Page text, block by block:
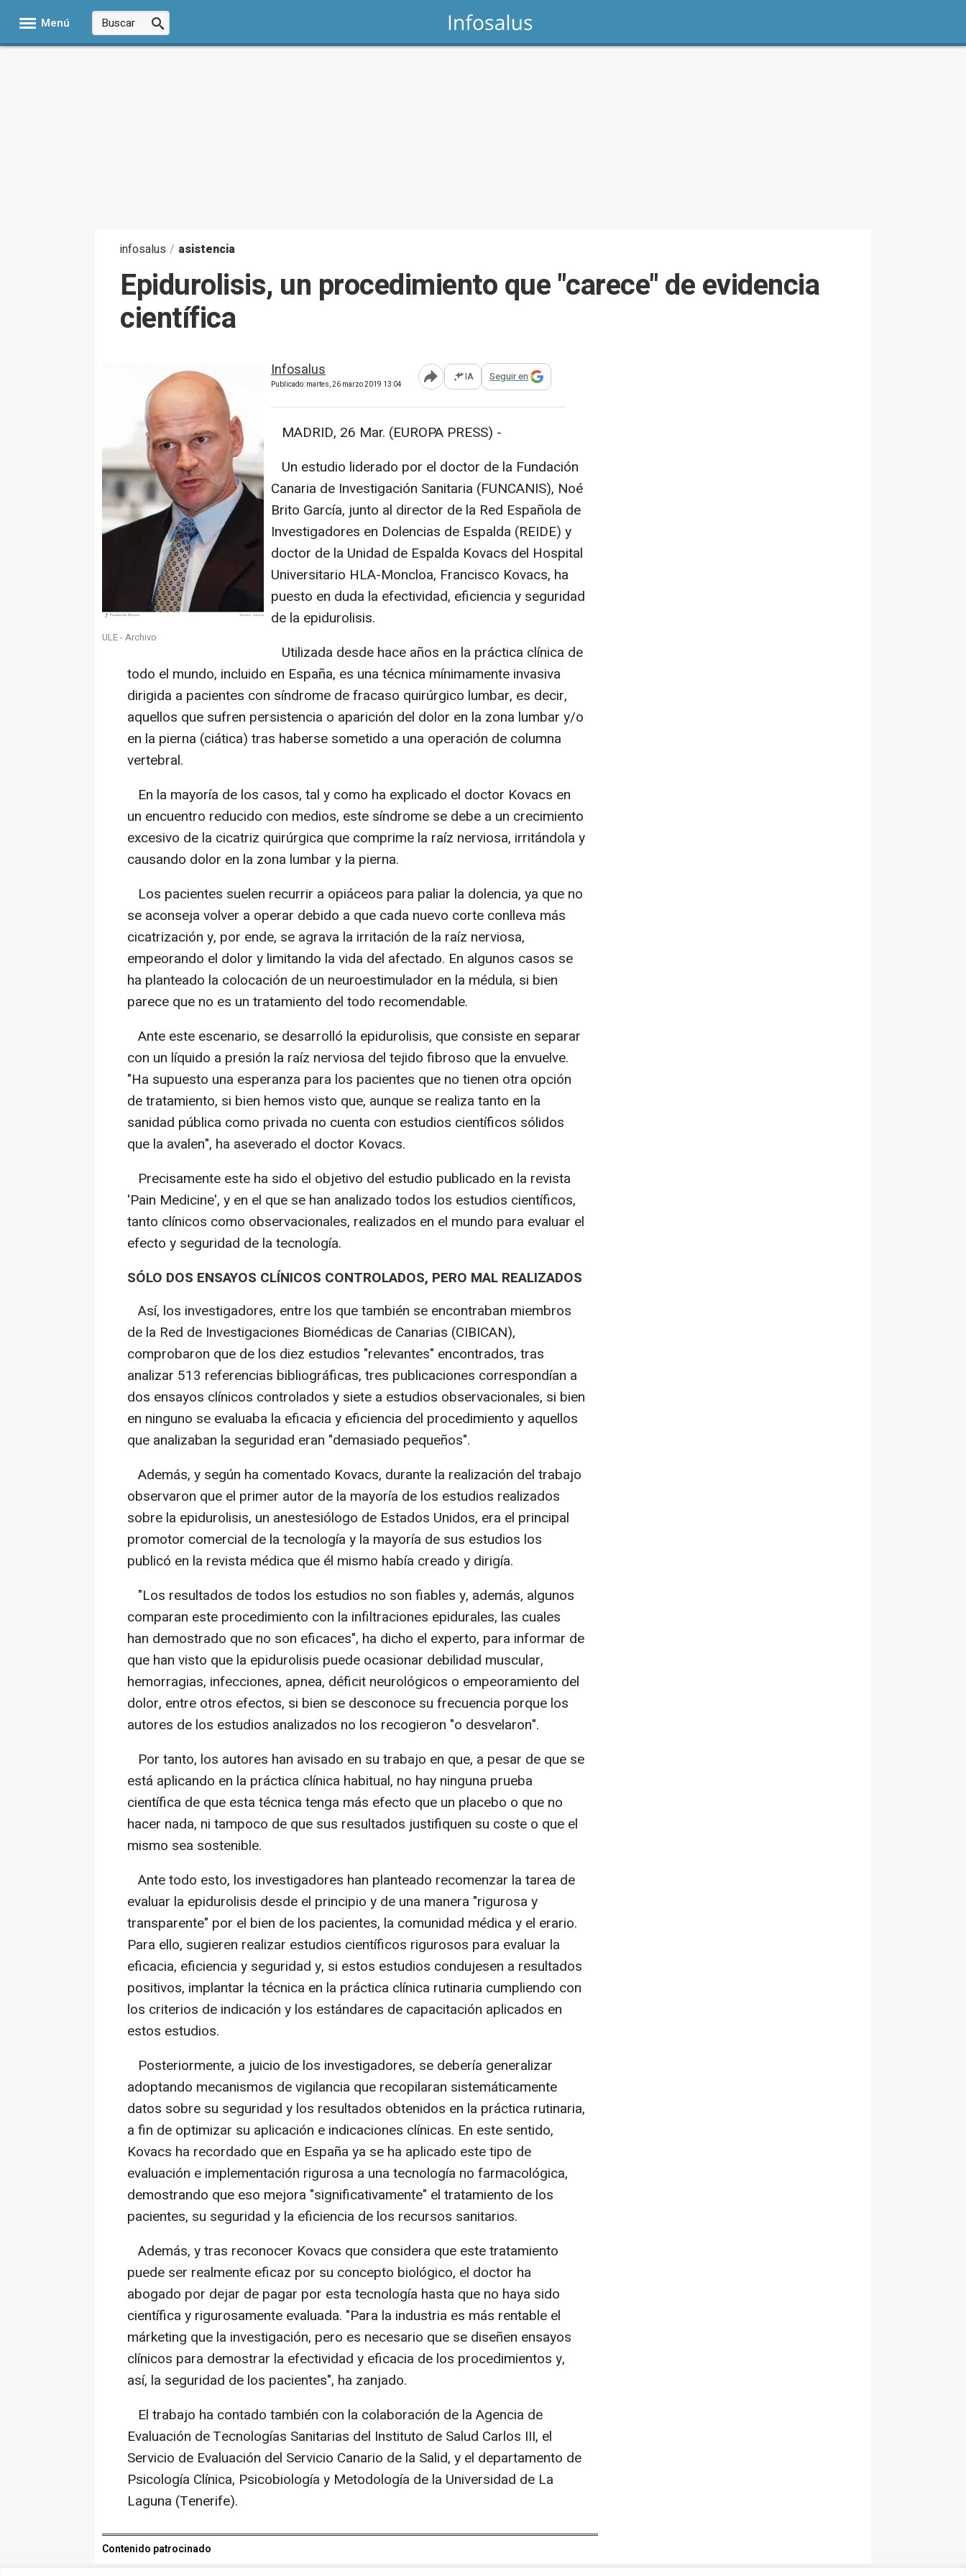
Menú
infosalus / asistencia
Epidurolisis, un procedimiento que "carece" de evidencia
científica
ULE - Archivo
Infosalus
Publicado: martes, 26 marzo 2019 13:04 Abrir opciones para compartir
IA Seguir en
MADRID, 26 Mar. (EUROPA PRESS) -
Un estudio liderado por el doctor de la Fundación
Canaria de Investigación Sanitaria (FUNCANIS), Noé
Brito García, junto al director de la Red Española de
Investigadores en Dolencias de Espalda (REIDE) y
doctor de la Unidad de Espalda Kovacs del Hospital
Universitario HLA-Moncloa, Francisco Kovacs, ha
puesto en duda la efectividad, eficiencia y seguridad
de la epidurolisis.
Utilizada desde hace años en la práctica clínica de
todo el mundo, incluido en España, es una técnica mínimamente invasiva
dirigida a pacientes con síndrome de fracaso quirúrgico lumbar, es decir,
aquellos que sufren persistencia o aparición del dolor en la zona lumbar y/o
en la pierna (ciática) tras haberse sometido a una operación de columna
vertebral.
En la mayoría de los casos, tal y como ha explicado el doctor Kovacs en
un encuentro reducido con medios, este síndrome se debe a un crecimiento
excesivo de la cicatriz quirúrgica que comprime la raíz nerviosa, irritándola y
causando dolor en la zona lumbar y la pierna.
Los pacientes suelen recurrir a opiáceos para paliar la dolencia, ya que no
se aconseja volver a operar debido a que cada nuevo corte conlleva más
cicatrización y, por ende, se agrava la irritación de la raíz nerviosa,
empeorando el dolor y limitando la vida del afectado. En algunos casos se
ha planteado la colocación de un neuroestimulador en la médula, si bien
parece que no es un tratamiento del todo recomendable.
Ante este escenario, se desarrolló la epidurolisis, que consiste en separar
con un líquido a presión la raíz nerviosa del tejido fibroso que la envuelve.
"Ha supuesto una esperanza para los pacientes que no tienen otra opción
de tratamiento, si bien hemos visto que, aunque se realiza tanto en la
sanidad pública como privada no cuenta con estudios científicos sólidos
que la avalen", ha aseverado el doctor Kovacs.
Precisamente este ha sido el objetivo del estudio publicado en la revista
'Pain Medicine', y en el que se han analizado todos los estudios científicos,
tanto clínicos como observacionales, realizados en el mundo para evaluar el
efecto y seguridad de la tecnología.
SÓLO DOS ENSAYOS CLÍNICOS CONTROLADOS, PERO MAL REALIZADOS
Así, los investigadores, entre los que también se encontraban miembros
de la Red de Investigaciones Biomédicas de Canarias (CIBICAN),
comprobaron que de los diez estudios "relevantes" encontrados, tras
analizar 513 referencias bibliográficas, tres publicaciones correspondían a
dos ensayos clínicos controlados y siete a estudios observacionales, si bien
en ninguno se evaluaba la eficacia y eficiencia del procedimiento y aquellos
que analizaban la seguridad eran "demasiado pequeños".
Además, y según ha comentado Kovacs, durante la realización del trabajo
observaron que el primer autor de la mayoría de los estudios realizados
sobre la epidurolisis, un anestesiólogo de Estados Unidos, era el principal
promotor comercial de la tecnología y la mayoría de sus estudios los
publicó en la revista médica que él mismo había creado y dirigía.
"Los resultados de todos los estudios no son fiables y, además, algunos
comparan este procedimiento con la infiltraciones epidurales, las cuales
han demostrado que no son eficaces", ha dicho el experto, para informar de
que han visto que la epidurolisis puede ocasionar debilidad muscular,
hemorragias, infecciones, apnea, déficit neurológicos o empeoramiento del
dolor, entre otros efectos, si bien se desconoce su frecuencia porque los
autores de los estudios analizados no los recogieron "o desvelaron".
Por tanto, los autores han avisado en su trabajo en que, a pesar de que se
está aplicando en la práctica clínica habitual, no hay ninguna prueba
científica de que esta técnica tenga más efecto que un placebo o que no
hacer nada, ni tampoco de que sus resultados justifiquen su coste o que el
mismo sea sostenible.
Ante todo esto, los investigadores han planteado recomenzar la tarea de
evaluar la epidurolisis desde el principio y de una manera "rigurosa y
transparente" por el bien de los pacientes, la comunidad médica y el erario.
Para ello, sugieren realizar estudios científicos rigurosos para evaluar la
eficacia, eficiencia y seguridad y, si estos estudios condujesen a resultados
positivos, implantar la técnica en la práctica clínica rutinaria cumpliendo con
los criterios de indicación y los estándares de capacitación aplicados en
estos estudios.
Posteriormente, a juicio de los investigadores, se debería generalizar
adoptando mecanismos de vigilancia que recopilaran sistemáticamente
datos sobre su seguridad y los resultados obtenidos en la práctica rutinaria,
a fin de optimizar su aplicación e indicaciones clínicas. En este sentido,
Kovacs ha recordado que en España ya se ha aplicado este tipo de
evaluación e implementación rigurosa a una tecnología no farmacológica,
demostrando que eso mejora "significativamente" el tratamiento de los
pacientes, su seguridad y la eficiencia de los recursos sanitarios.
Además, y tras reconocer Kovacs que considera que este tratamiento
puede ser realmente eficaz por su concepto biológico, el doctor ha
abogado por dejar de pagar por esta tecnología hasta que no haya sido
científica y rigurosamente evaluada. "Para la industria es más rentable el
márketing que la investigación, pero es necesario que se diseñen ensayos
clínicos para demostrar la efectividad y eficacia de los procedimientos y,
así, la seguridad de los pacientes", ha zanjado.
El trabajo ha contado también con la colaboración de la Agencia de
Evaluación de Tecnologías Sanitarias del Instituto de Salud Carlos III, el
Servicio de Evaluación del Servicio Canario de la Salid, y el departamento de
Psicología Clínica, Psicobiología y Metodología de la Universidad de La
Laguna (Tenerife).
Contenido patrocinado